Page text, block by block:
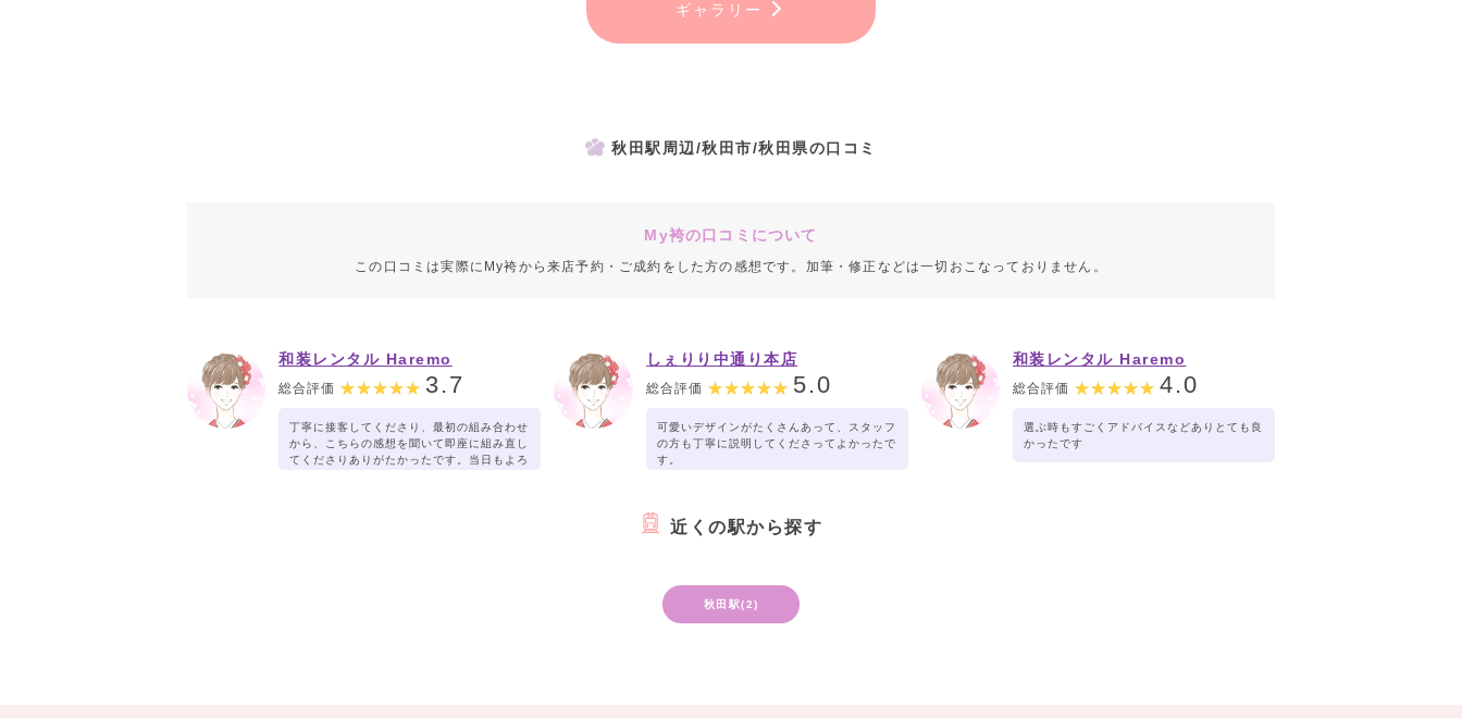
ギャラリー
秋田駅周辺/秋田市/秋田県の口コミ
My袴の口コミについて
この口コミは実際にMy袴から来店予約・ご成約をした方の感想です。加筆・修正などは一切おこなっておりません。
和装レンタル Haremo
総合評価 3.7
丁寧に接客してくださり、最初の組み合わせ
から、こちらの感想を聞いて即座に組み直し
てくださりありがたかったです。当日もよろ
しぇりり中通り本店
総合評価 5.0
可愛いデザインがたくさんあって、スタッフ
の方も丁寧に説明してくださってよかったで
す。
和装レンタル Haremo
総合評価 4.0
選ぶ時もすごくアドバイスなどありとても良
かったです
近くの駅から探す
秋田駅(2)